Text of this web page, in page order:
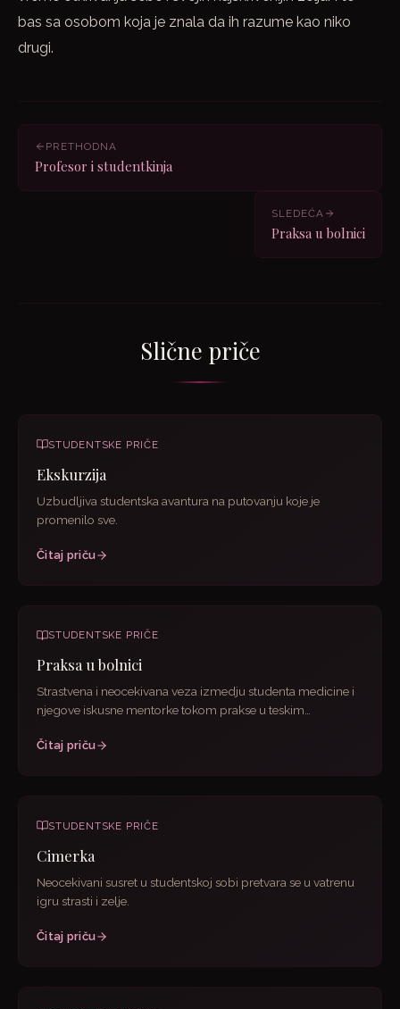
bas sa osobom koja je znala da ih razume kao niko
drugi.
PRETHODNA
Profesor i studentkinja
SLEDEĆA
Praksa u bolnici
Slične priče
STUDENTSKE PRIČE
Ekskurzija
Uzbudljiva studentska avantura na putovanju koje je
promenilo sve.
Čitaj priču
STUDENTSKE PRIČE
Praksa u bolnici
Strastvena i neocekivana veza izmedju studenta medicine i
njegove iskusne mentorke tokom prakse u teskim
Čitaj priču
STUDENTSKE PRIČE
Cimerka
Neocekivani susret u studentskoj sobi pretvara se u vatrenu
igru strasti i zelje.
Čitaj priču